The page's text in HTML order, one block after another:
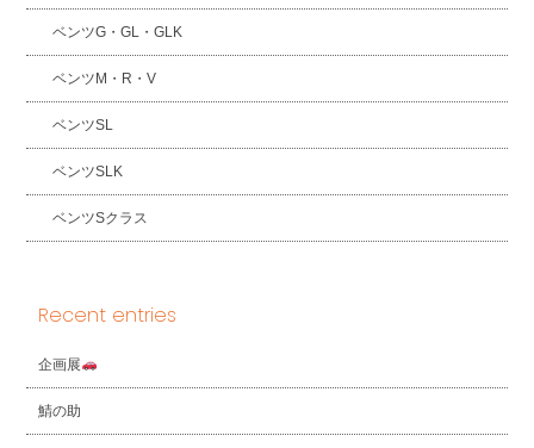
ベンツG・GL・GLK
ベンツM・R・V
ベンツSL
ベンツSLK
ベンツSクラス
Recent entries
企画展
鯖の助